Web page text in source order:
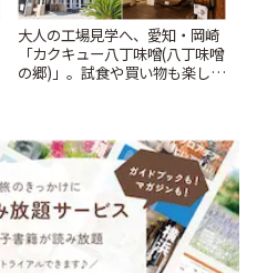
大人の工場見学へ、愛知・岡崎
「カクキュー八丁味噌(八丁味噌
の郷)」。試食や買い物も楽しみ